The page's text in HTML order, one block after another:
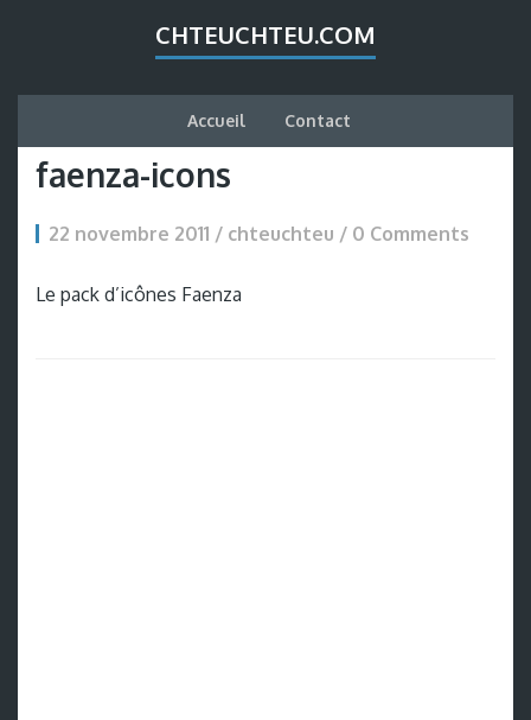
CHTEUCHTEU.COM
Accueil Contact
faenza-icons
22 novembre 2011 / chteuchteu / 0 Comments
Le pack d’icônes Faenza